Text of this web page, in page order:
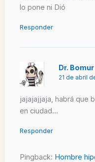
lo pone ni Dió
Responder
Dr. Bomur
21 de abril
jajajajjaja, habrá que
en ciudad…
Responder
Pingback: Hombre